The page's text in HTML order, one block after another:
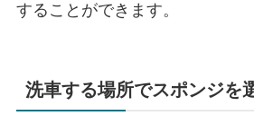
することができます。
洗車する場所でスポンジを